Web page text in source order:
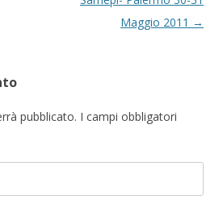
Maggio 2011 →
pubblicato. I campi obbligatori